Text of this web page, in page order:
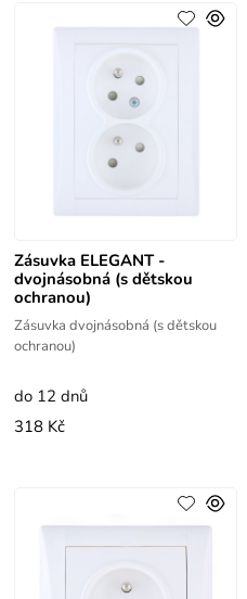
Zásuvka ELEGANT -
dvojnásobná (s dětskou
ochranou)
Zásuvka dvojnásobná (s dětskou
ochranou)
do 12 dnů
318 Kč